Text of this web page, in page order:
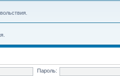
Пароль: